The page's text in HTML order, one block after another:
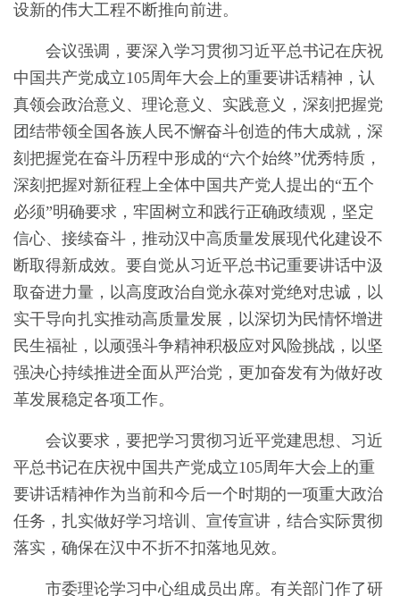
设新的伟大工程不断推向前进。
会议强调，要深入学习贯彻习近平总书记在庆祝
中国共产党成立105周年大会上的重要讲话精神，认
真领会政治意义、理论意义、实践意义，深刻把握党
团结带领全国各族人民不懈奋斗创造的伟大成就，深
刻把握党在奋斗历程中形成的“六个始终”优秀特质，
深刻把握对新征程上全体中国共产党人提出的“五个
必须”明确要求，牢固树立和践行正确政绩观，坚定
信心、接续奋斗，推动汉中高质量发展现代化建设不
断取得新成效。要自觉从习近平总书记重要讲话中汲
取奋进力量，以高度政治自觉永葆对党绝对忠诚，以
实干导向扎实推动高质量发展，以深切为民情怀增进
民生福祉，以顽强斗争精神积极应对风险挑战，以坚
强决心持续推进全面从严治党，更加奋发有为做好改
革发展稳定各项工作。
会议要求，要把学习贯彻习近平党建思想、习近
平总书记在庆祝中国共产党成立105周年大会上的重
要讲话精神作为当前和今后一个时期的一项重大政治
任务，扎实做好学习培训、宣传宣讲，结合实际贯彻
落实，确保在汉中不折不扣落地见效。
市委理论学习中心组成员出席。有关部门作了研